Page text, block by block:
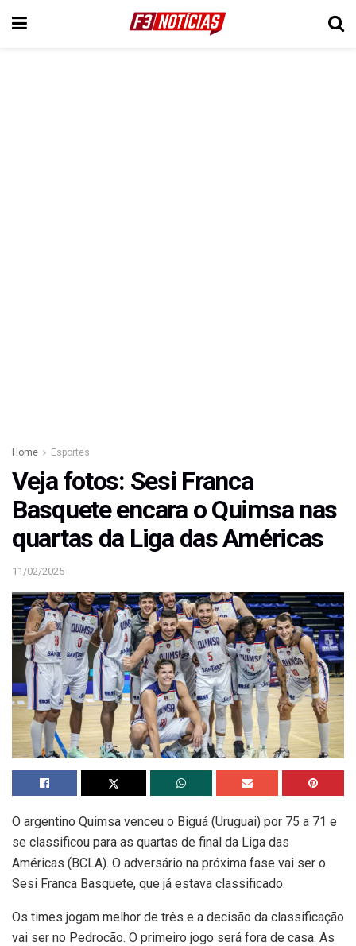
Home Esportes
Veja fotos: Sesi Franca
Basquete encara o Quimsa nas
quartas da Liga das Américas
11/02/2025
O argentino Quimsa venceu o Biguá (Uruguai) por 75 a 71 e
se classificou para as quartas de final da Liga das
Américas (BCLA). O adversário na próxima fase vai ser o
Sesi Franca Basquete, que já estava classificado.
Os times jogam melhor de três e a decisão da classificação
vai ser no Pedrocão. O primeiro jogo será fora de casa. As